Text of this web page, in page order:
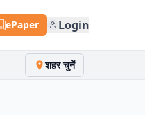
ePaper Login
शहर चुनें